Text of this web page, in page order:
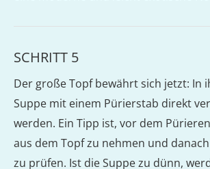
SCHRITT 5
Der große Topf bewährt sich jetzt: In
Suppe mit einem Pürierstab direkt
werden. Ein Tipp ist, vor dem
aus dem Topf zu nehmen und
zu prüfen. Ist die Suppe zu dünn,